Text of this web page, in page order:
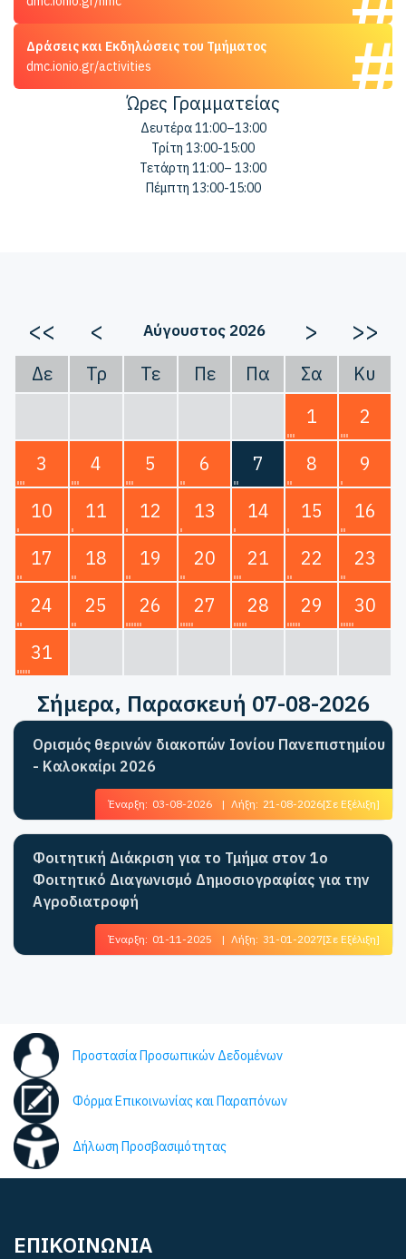
Δράσεις και Εκδηλώσεις του Τμήματος
dmc.ionio.gr/activities
Ώρες Γραμματείας
Δευτέρα 11:00–13:00
Τρίτη 13:00-15:00
Τετάρτη 11:00– 13:00
Πέμπτη 13:00-15:00
<< < Αύγουστος 2026 > >>
Δε Τρ Τε Πε Πα Σα
Κυ
1
2
3
4 5 6 7 8
9
10
11 12 13 14 15
16
17
18 19 20 21 22
23
24
25 26 27 28 29
30
31
Σήμερα, Παρασκευή 07-08-2026
Ορισμός θερινών διακοπών Ιονίου Πανεπιστημίου
- Καλοκαίρι 2026
Έναρξη: 03-08-2026 | Λήξη: 21-08-2026[Σε Εξέλιξη]
Φοιτητική Διάκριση για το Τμήμα στον 1ο
Φοιτητικό Διαγωνισμό Δημοσιογραφίας για την
Αγροδιατροφή
Έναρξη: 01-11-2025 | Λήξη: 31-01-2027[Σε Εξέλιξη]
Προστασία Προσωπικών Δεδομένων
Φόρμα Επικοινωνίας και Παραπόνων
Δήλωση Προσβασιμότητας
ΕΠΙΚΟΙΝΩΝΙΑ